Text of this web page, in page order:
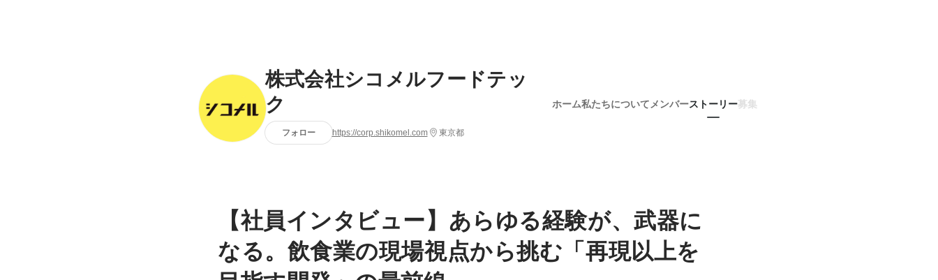
株式会社シコメルフードテッ
ク
フォロー https://corp.shikomel.com 東京都
ホーム私たちについて メンバーストーリー募集
【社員インタビュー】あらゆる経験が、武器に
なる。飲食業の現場視点から挑む「再現以上を